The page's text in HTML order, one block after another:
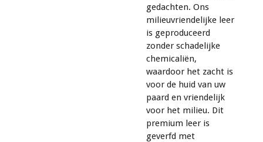
gedachten. Ons
milieuvriendelijke leer
is geproduceerd
zonder schadelijke
chemicaliën,
waardoor het zacht is
voor de huid van uw
paard en vriendelijk
voor het milieu. Dit
premium leer is
geverfd met